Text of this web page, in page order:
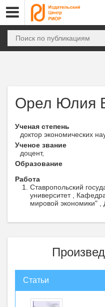
Орел Юлия
Ученая степень
доктор экономических
Ученое звание
доцент,
Образование
Работа
Ставропольский
университет ,
мировой экономики" ,
Статьи